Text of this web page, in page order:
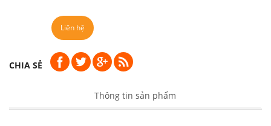
Liên hệ
CHIA SẺ
Thông tin sản phẩm